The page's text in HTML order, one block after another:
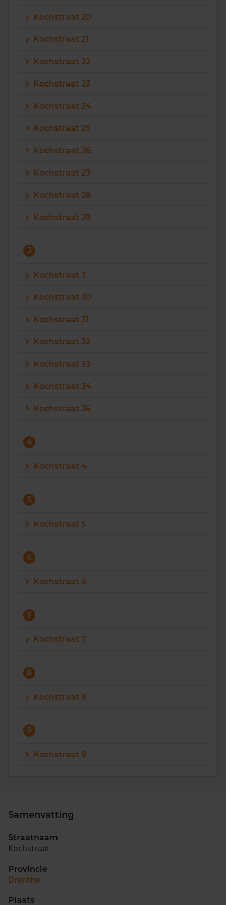
Kochstraat 20
Kochstraat 21
Kochstraat 22
Kochstraat 23
Kochstraat 24
Kochstraat 25
Kochstraat 26
Kochstraat 27
Kochstraat 28
Kochstraat 29
3
Kochstraat 3
Kochstraat 30
Kochstraat 31
Kochstraat 32
Kochstraat 33
Kochstraat 34
Kochstraat 36
4
Kochstraat 4
5
Kochstraat 5
6
Kochstraat 6
7
Kochstraat 7
8
Kochstraat 8
9
Kochstraat 9
Samenvatting
Straatnaam
Kochstraat
Provincie
Drenthe
Plaats